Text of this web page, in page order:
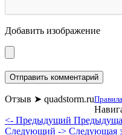
Добавить изображение
Отзыв ➤ quadstorm.ru
<- Предыдущий
Следующий -> Следующая